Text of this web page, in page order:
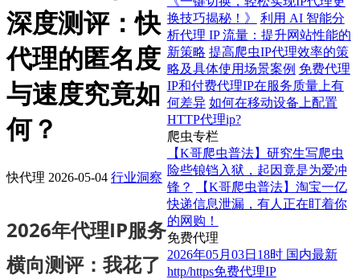
深度测评：快
代理的匿名度
与速度究竟如
何？
快代理 2026-05-04 行业洞察
2026年代理IP服务
横向测评：我花了
换技巧揭秘！》
利用 AI 智能分
析代理 IP 流量：提升网站性能的
新策略 提高爬虫IP代理效率的策
略及具体使用场景案例 免费代理
IP和付费代理IP在服务质量上有
何差异 如何在移动设备上配置
HTTP代理ip?
爬虫专栏
【K哥爬虫普法】研究生写爬虫
险些锒铛入狱，起因竟是为爱冲
锋？
【K哥爬虫普法】淘宝一亿
快递信息泄漏，有人正在盯着你
的网购！
免费代理
2026年05月03日18时 国内最新
http/https免费代理IP